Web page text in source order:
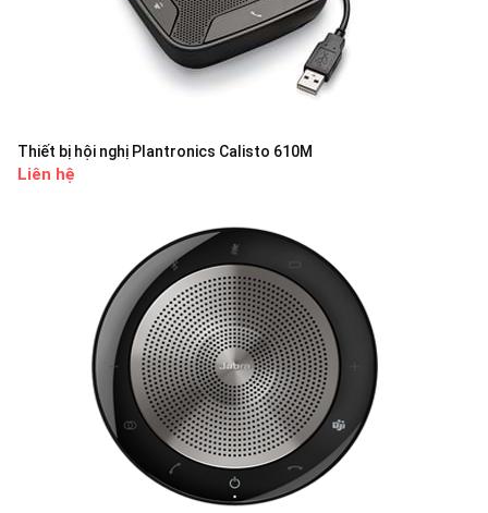
Thiết bị hội nghị Plantronics Calisto 610M
Liên hệ